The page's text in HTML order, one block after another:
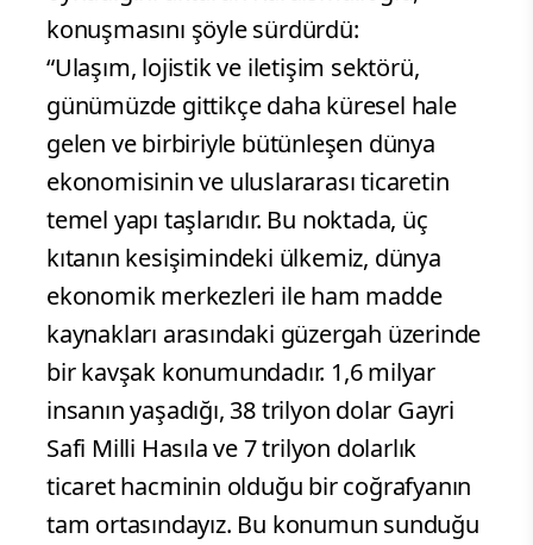
konuşmasını şöyle sürdürdü:
“Ulaşım, lojistik ve iletişim sektörü,
günümüzde gittikçe daha küresel hale
gelen ve birbiriyle bütünleşen dünya
ekonomisinin ve uluslararası ticaretin
temel yapı taşlarıdır. Bu noktada, üç
kıtanın kesişimindeki ülkemiz, dünya
ekonomik merkezleri ile ham madde
kaynakları arasındaki güzergah üzerinde
bir kavşak konumundadır. 1,6 milyar
insanın yaşadığı, 38 trilyon dolar Gayri
Safi Milli Hasıla ve 7 trilyon dolarlık
ticaret hacminin olduğu bir coğrafyanın
tam ortasındayız. Bu konumun sunduğu